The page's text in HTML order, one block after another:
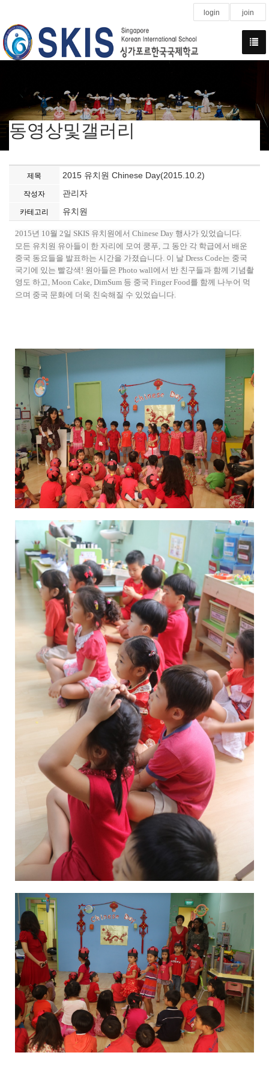
login join
동영상및갤러리
제목 2015 유치원 Chinese Day(2015.10.2)
작성자 관리자
카테고리 유치원
2015년 10월 2일 SKIS 유치원에서 Chinese Day 행사가 있었습니다.
모든 유치원 유아들이 한 자리에 모여 쿵푸, 그 동안 각 학급에서 배운
중국 동요들을 발표하는 시간을 가졌습니다. 이 날 Dress Code는 중국
국기에 있는 빨강색! 원아들은 Photo wall에서 반 친구들과 함께 기념촬
영도 하고, Moon Cake, DimSum 등 중국 Finger Food를 함께 나누어 먹
으며 중국 문화에 더욱 친숙해질 수 있었습니다.